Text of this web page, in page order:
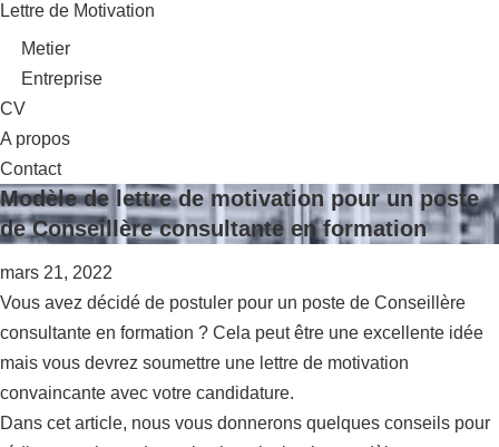
Lettre de Motivation
Metier
Entreprise
CV
A propos
Contact
Modèle de lettre de motivation pour un poste
de Conseillère consultante en formation
mars 21, 2022
Vous avez décidé de postuler pour un poste de Conseillère
consultante en formation ? Cela peut être une excellente idée
mais vous devrez soumettre une lettre de motivation
convaincante avec votre candidature.
Dans cet article, nous vous donnerons quelques conseils pour